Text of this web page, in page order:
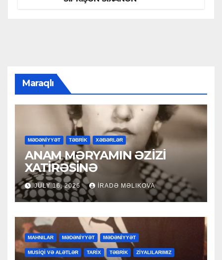
Maraqlı
MƏDƏNİYYƏT TƏBRİK XƏBƏRLƏR
ANAM MƏRYAMIN ƏZİZİ
XATİRƏSİNƏ
JULY 16, 2026 İRADƏ MƏLIKOVA
MAHNILAR MƏDƏNİYYƏT MƏDƏNİYYƏT
MUSİQİ VƏ ALƏTLƏR TARİX TƏBRİK ZİYALILARIMIZ